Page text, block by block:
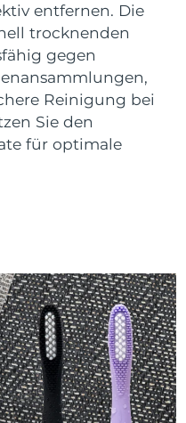
entfernen. Die
trocknenden
gegen
Reinigung bei
Sie den
für optimale